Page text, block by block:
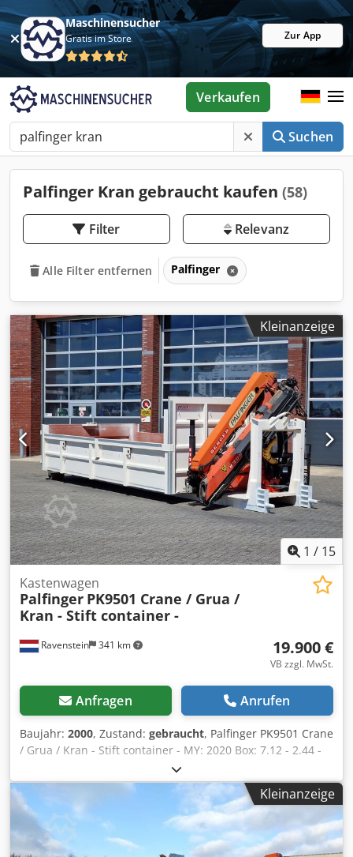
Maschinensucher
Gratis im Store Zur App
Suchen
Verkaufen
Palfinger Kran gebraucht kaufen (58)
Filter Relevanz
Alle Filter entfernen Palfinger
Kleinanzeige
1 / 15
Ravenstein 341 km
Kastenwagen
Palfinger PK9501 Crane / Grua /
Kran - Stift container -
19.900 €
VB zzgl. MwSt.
Anfragen Anrufen
Baujahr: 2000, Zustand: gebraucht, Palfinger PK9501 Crane
/ Grua / Kran - Stift container - MY: 2020 Box: 7.12 - 2.44 -
.78 Dodpszfvqgjfx Adtswa = Weitere Informationen =
Baujahr: 2000 Neu: Nein Modelljahr: 2000 Farbe: Weiß Teil
geeignet für: trucks Allgemeiner Zustand: gut Technischer
Zustand: gut Optischer Zustand: gut
Kleinanzeige